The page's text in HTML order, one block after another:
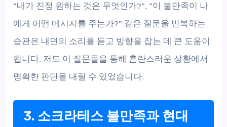
“내가 진정 원하는 것은 무엇인가?”, “이 불만족이 나
에게 어떤 메시지를 주는가?” 같은 질문을 반복하는
습관은 내면의 소리를 듣고 방향을 잡는 데 큰 도움이
됩니다. 저도 이 질문들을 통해 혼란스러운 상황에서
명확한 판단을 내릴 수 있었습니다.
3. 소크라테스 불만족과 현대